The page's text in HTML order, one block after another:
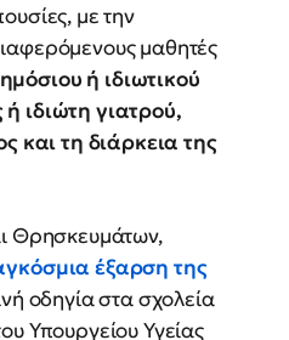
με την
μαθητές
ή ιδιωτικού
ιδιώτη γιατρού,
και τη διάρκεια της
Θρησκευμάτων,
έξαρση της
οδηγία στα σχολεία
Υπουργείου Υγείας